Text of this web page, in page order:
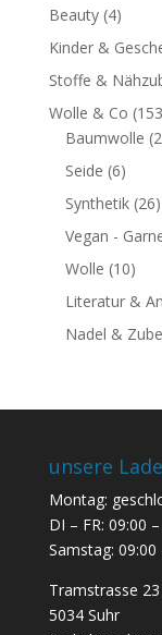
Beauty (4)
Kinder &
Stoffe &
Wolle & Co
Baumwolle
Seide (6)
Synthetik (26)
Vegan -
Wolle (10)
Literatur &
Nadel &
unsere
Montag:
DI – FR: 09:00
Samstag:
Tramstrasse 23
5034 Suhr